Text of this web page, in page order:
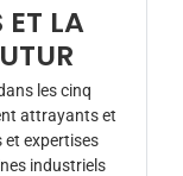
ET LA
les cinq
attrayants et
expertises
industriels